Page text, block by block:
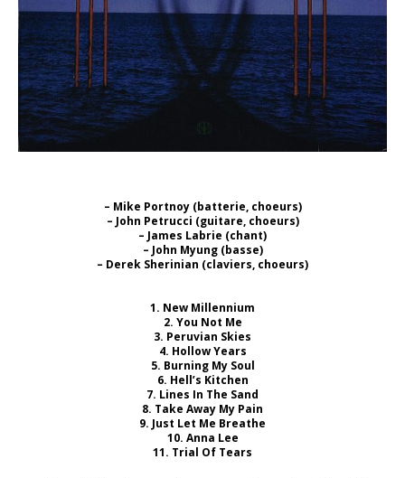
– Mike Portnoy (batterie, choeurs)
– John Petrucci (guitare, choeurs)
– James Labrie (chant)
– John Myung (basse)
– Derek Sherinian (claviers, choeurs)
1. New Millennium
2. You Not Me
3. Peruvian Skies
4. Hollow Years
5. Burning My Soul
6. Hell’s Kitchen
7. Lines In The Sand
8. Take Away My Pain
9. Just Let Me Breathe
10. Anna Lee
11. Trial Of Tears